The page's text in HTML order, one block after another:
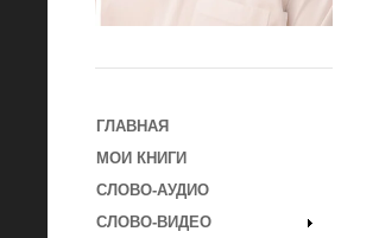
ГЛАВНАЯ
МОИ КНИГИ
СЛОВО-АУДИО
СЛОВО-ВИДЕО